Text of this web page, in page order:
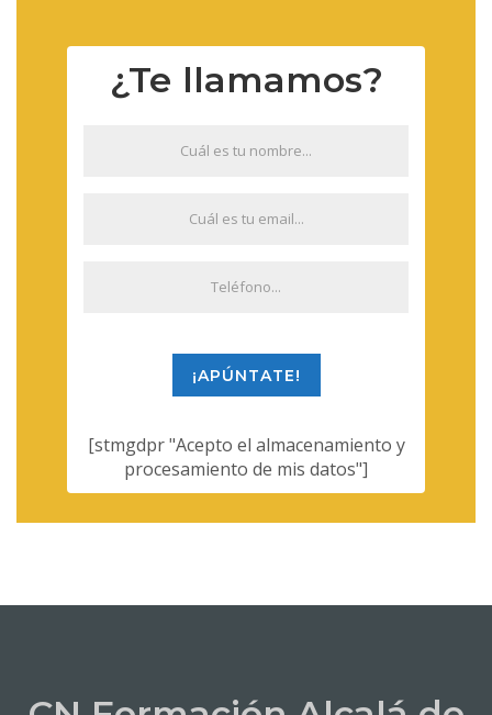
¿Te llamamos?
¡APÚNTATE!
[stmgdpr "Acepto el almacenamiento y
procesamiento de mis datos"]